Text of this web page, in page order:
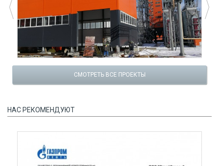
СМОТРЕТЬ ВСЕ ПРОЕКТЫ
НАС РЕКОМЕНДУЮТ